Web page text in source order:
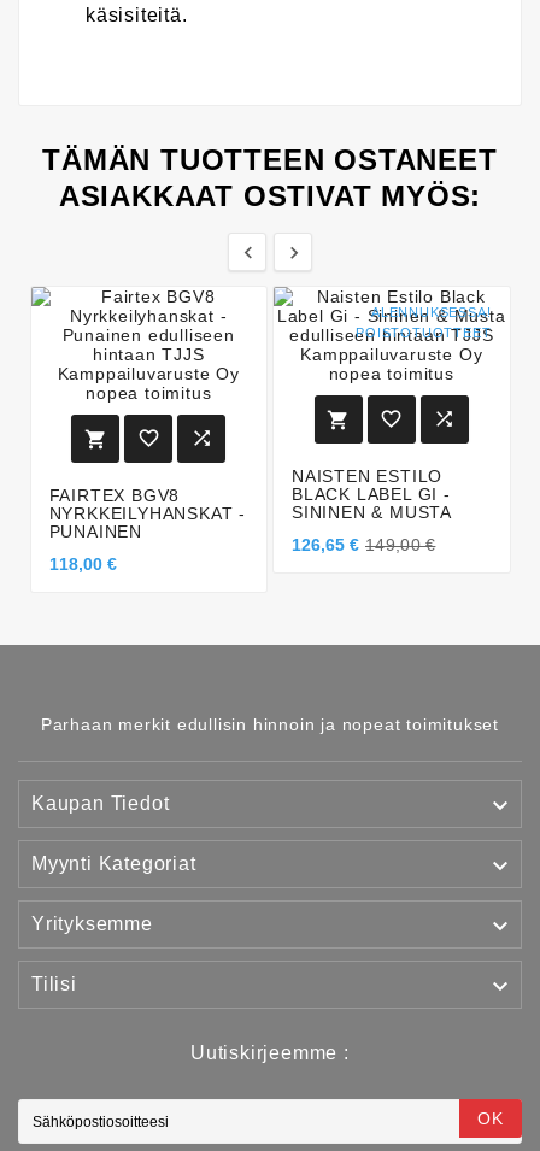
käsisiteitä.
TÄMÄN TUOTTEEN OSTANEET
ASIAKKAAT OSTIVAT MYÖS:
 
  
FAIRTEX BGV8
NYRKKEILYHANSKAT -
PUNAINEN
118,00 €
ALENNUKSESSA!
POISTOTUOTTEET
  
NAISTEN ESTILO
BLACK LABEL GI -
SININEN & MUSTA
126,65 € 149,00 €
Parhaan merkit edullisin hinnoin ja nopeat toimitukset
Kaupan Tiedot 
Myynti Kategoriat 
Yrityksemme 
Tilisi 
Uutiskirjeemme :
OK